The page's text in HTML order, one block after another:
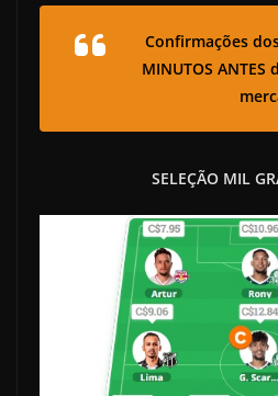
Confirmações
MINUTOS
SELEÇÃO MIL